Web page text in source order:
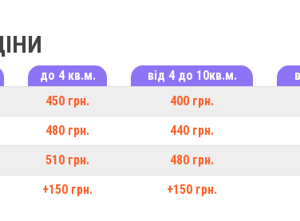
до 4 кв.м. від 4 до 10кв.м.
450 грн.
400 грн.
480 грн.
440 грн.
510 грн.
480 грн.
+150 грн.
+150 грн.